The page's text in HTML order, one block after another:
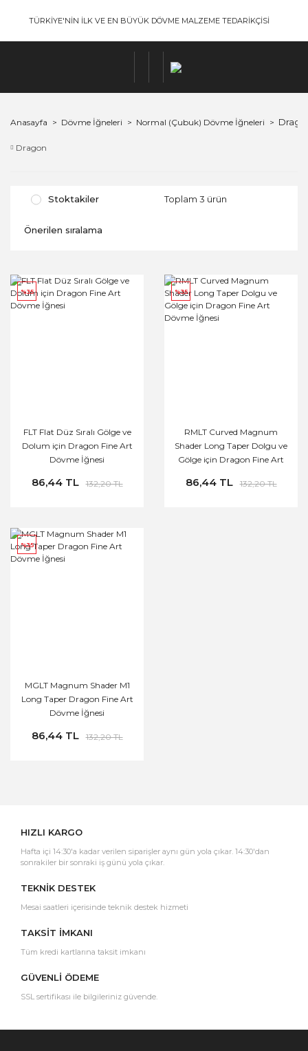
TÜRKİYE'NİN İLK VE EN BÜYÜK DÖVME MALZEME TEDARİKÇİSİ
Anasayfa Dövme İğneleri Normal (Çubuk) Dövme İğneleri
Dragon
Stoktakiler Toplam 3 ürün
%35
FLT Flat Düz Sıralı Gölge ve
Dolum için Dragon Fine Art
Dövme İğnesi
86,44 TL 132,20 TL
%35
RMLT Curved Magnum
Shader Long Taper Dolgu ve
Gölge için Dragon Fine Art
86,44 TL 132,20 TL
%35
MGLT Magnum Shader M1
Long Taper Dragon Fine Art
Dövme İğnesi
86,44 TL 132,20 TL
HIZLI KARGO
Hafta içi 14:30'a kadar verilen siparişler aynı gün yola çıkar. 14:30'dan
sonrakiler bir sonraki iş günü yola çıkar.
TEKNİK DESTEK
Mesai saatleri içerisinde teknik destek hizmeti
TAKSİT İMKANI
Tüm kredi kartlarına taksit imkanı
GÜVENLİ ÖDEME
SSL sertifikası ile bilgileriniz güvende.